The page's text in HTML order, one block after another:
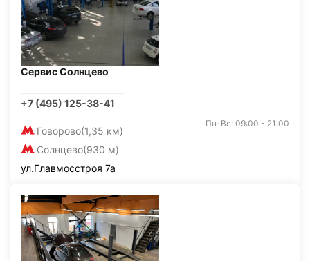
Сервис Солнцево
+7 (495) 125-38-41
Говорово(1,35 км)
Солнцево(930 м)
Пн-Вс: 09:00 - 21:00
ул.Главмосстроя 7а